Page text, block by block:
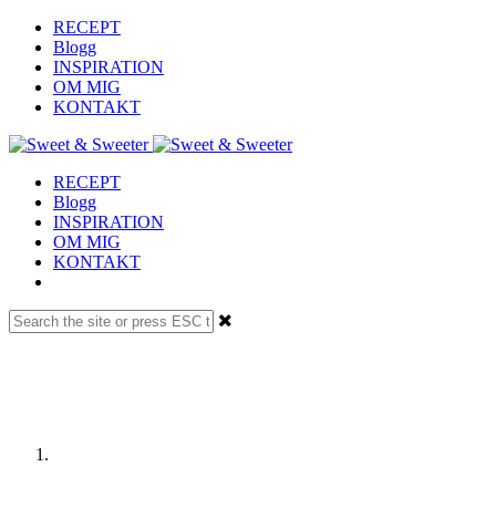
RECEPT
Blogg
INSPIRATION
OM MIG
KONTAKT
RECEPT
Blogg
INSPIRATION
OM MIG
KONTAKT